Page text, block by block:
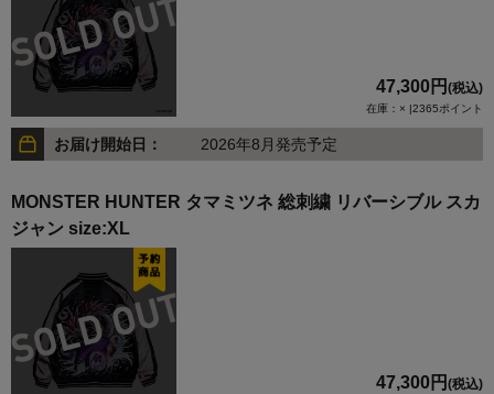
47,300円 (税込)
在庫：× |2365ポイント
お届け開始日： 2026年8月発売予定
MONSTER HUNTER タマミツネ 総刺繍 リバーシブル スカ
ジャン size:XL
47,300円 (税込)